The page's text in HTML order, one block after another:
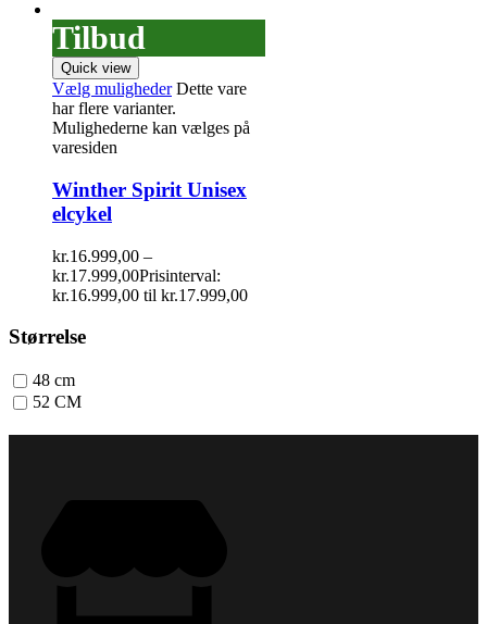
Tilbud
Quick view
Vælg muligheder Dette vare
har flere varianter.
Mulighederne kan vælges på
varesiden
Winther Spirit Unisex
elcykel
kr.16.999,00 –
kr.17.999,00Prisinterval:
kr.16.999,00 til kr.17.999,00
Størrelse
48 cm
52 CM